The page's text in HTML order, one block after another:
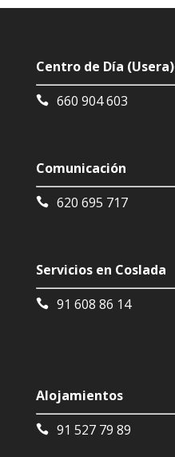
Centro de Día (Usera)
660 904 603
Comunicación
620 695 717
Servicios en Coslada
91 608 86 14
Alojamientos
91 527 79 89